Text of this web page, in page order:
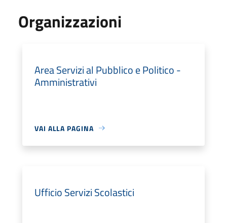
Organizzazioni
Area Servizi al Pubblico e Politico -
Amministrativi
VAI ALLA PAGINA
Ufficio Servizi Scolastici